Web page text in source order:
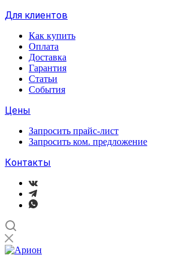
Для клиентов
Как купить
Оплата
Доставка
Гарантия
Статьи
События
Цены
Запросить прайс-лист
Запросить ком. предложение
Контакты